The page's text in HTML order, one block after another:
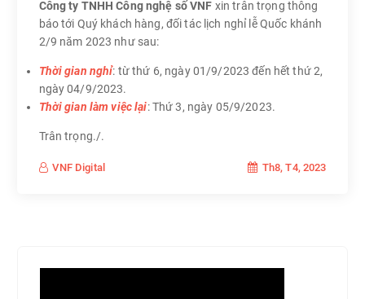
Công ty TNHH Công nghệ số VNF xin trân trọng thông
báo tới Quý khách hàng, đối tác lịch nghỉ lễ Quốc khánh
2/9 năm 2023 như sau:
Thời gian nghỉ: từ thứ 6, ngày 01/9/2023 đến hết thứ 2,
ngày 04/9/2023.
Thời gian làm việc lại: Thứ 3, ngày 05/9/2023.
Trân trọng./.
VNF Digital Th8, T4, 2023